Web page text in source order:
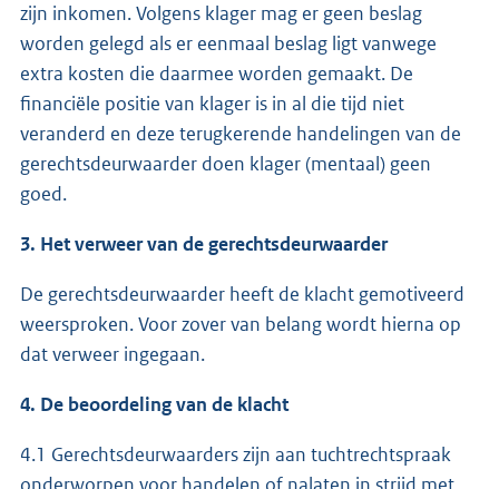
zijn inkomen. Volgens klager mag er geen beslag
worden gelegd als er eenmaal beslag ligt vanwege
extra kosten die daarmee worden gemaakt. De
financiële positie van klager is in al die tijd niet
veranderd en deze terugkerende handelingen van de
gerechtsdeurwaarder doen klager (mentaal) geen
goed.
3. Het verweer van de gerechtsdeurwaarder
De gerechtsdeurwaarder heeft de klacht gemotiveerd
weersproken. Voor zover van belang wordt hierna op
dat verweer ingegaan.
4. De beoordeling van de klacht
4.1 Gerechtsdeurwaarders zijn aan tuchtrechtspraak